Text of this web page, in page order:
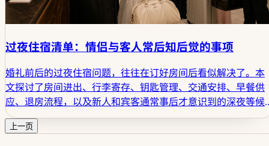
过夜住宿清单：情侣与客人常后知后觉的事项
婚礼前后的过夜住宿问题，往往在订好房间后看似解决了。本
文探讨了房间进出、行李寄存、钥匙管理、交通安排、早餐供
应、退房流程，以及新人和宾客通常事后才意识到的深夜等候
环节。
上一页